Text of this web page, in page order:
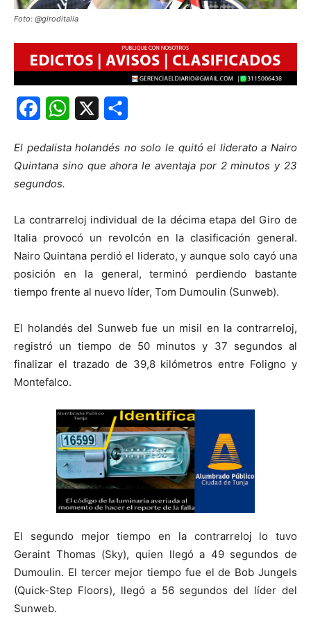
Foto: @giroditalia
FacebookWhatsApp
El pedalista holandés no solo le quitó el liderato a Nairo
Quintana sino que ahora le aventaja por 2 minutos y 23
segundos.
La contrarreloj individual de la décima etapa del Giro de
Italia provocó un revolcón en la clasificación general.
Nairo Quintana perdió el liderato, y aunque solo cayó una
posición en la general, terminó perdiendo bastante
tiempo frente al nuevo líder, Tom Dumoulin (Sunweb).
El holandés del Sunweb fue un misil en la contrarreloj,
registró un tiempo de 50 minutos y 37 segundos al
finalizar el trazado de 39,8 kilómetros entre Foligno y
Montefalco.
El segundo mejor tiempo en la contrarreloj lo tuvo
Geraint Thomas (Sky), quien llegó a 49 segundos de
Dumoulin. El tercer mejor tiempo fue el de Bob Jungels
(Quick-Step Floors), llegó a 56 segundos del líder del
Sunweb.